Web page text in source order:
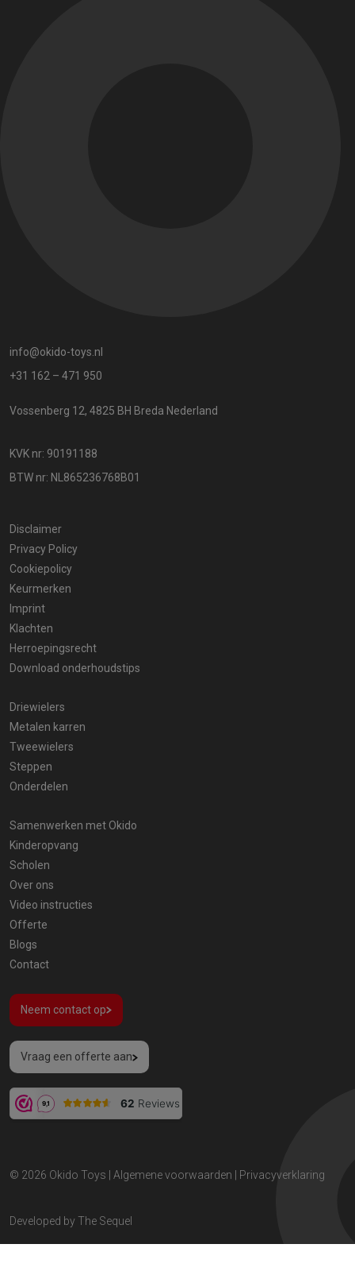
info@okido-toys.nl
+31 162 – 471 950
Vossenberg 12, 4825 BH Breda Nederland
KVK nr: 90191188
BTW nr: NL865236768B01
Disclaimer
Privacy Policy
Cookiepolicy
Keurmerken
Imprint
Klachten
Herroepingsrecht
Download onderhoudstips
Driewielers
Metalen karren
Tweewielers
Steppen
Onderdelen
Samenwerken met Okido
Kinderopvang
Scholen
Over ons
Video instructies
Offerte
Blogs
Contact
Neem contact op
Vraag een offerte aan
© 2026 Okido Toys Algemene voorwaarden Privacyverklaring
Developed by The Sequel